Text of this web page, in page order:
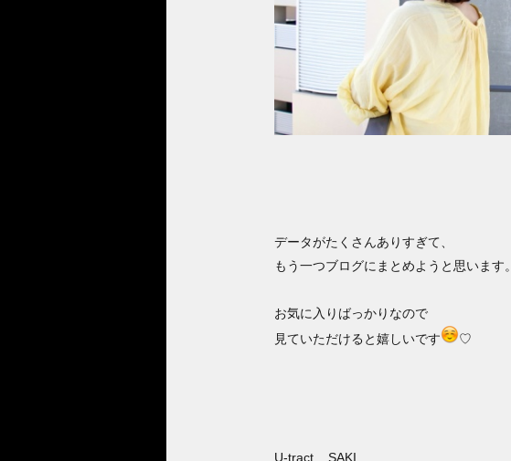
データがたくさんありすぎて、
もう一つブログにまとめようと思います。
お気に入りばっかりなので
見ていただけると嬉しいです
♡
U-tract SAKI